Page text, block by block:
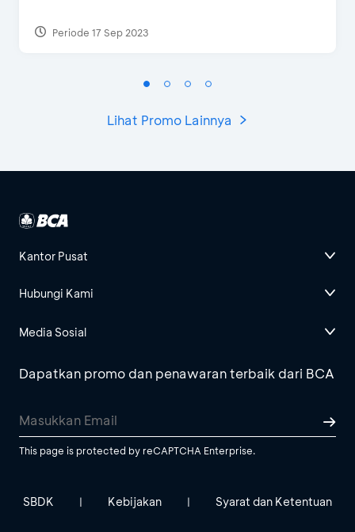
Periode 17 Sep 2023
Lihat Promo Lainnya
Kantor Pusat
Hubungi Kami
Media Sosial
Dapatkan promo dan penawaran terbaik dari BCA
This page is protected by reCAPTCHA Enterprise.
SBDK | Kebijakan | Syarat dan Ketentuan